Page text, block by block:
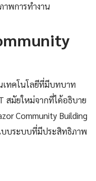
าพการทำงาน
เทคโนโลยีที่มีบทบาท
มัยใหม่จากที่ได้อธิบาย
Community Building
บบระบบที่มีประสิทธิภาพ